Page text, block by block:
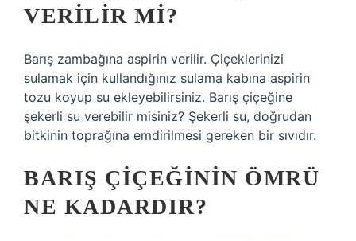
VERILIR MI?
Barış zambağına aspirin verilir. Çiçeklerinizi
sulamak için kullandığınız sulama kabına aspirin
tozu koyup su ekleyebilirsiniz. Barış çiçeğine
şekerli su verebilir misiniz? Şekerli su, doğrudan
bitkinin toprağına emdirilmesi gereken bir sıvıdır.
BARIŞ ÇIÇEĞININ ÖMRÜ
NE KADARDIR?